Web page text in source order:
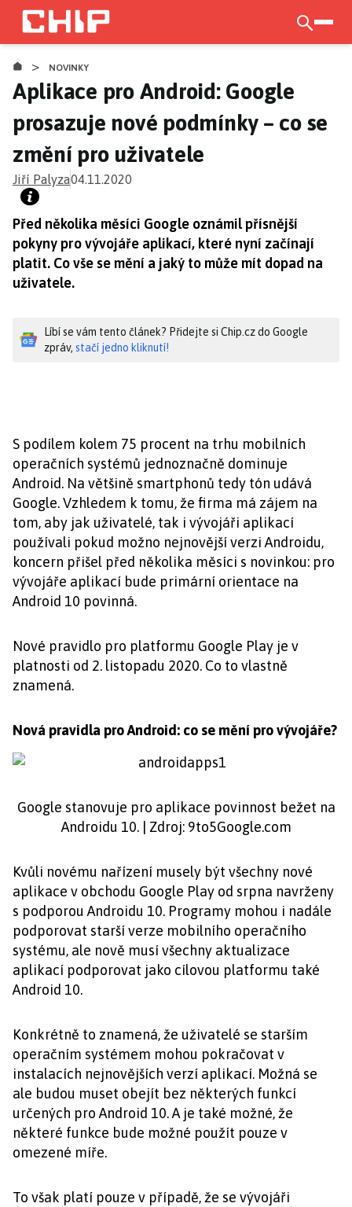
Přejít
hlavnímu
obsahu
> NOVINKY
Aplikace pro Android: Google
prosazuje nové podmínky – co se
změní pro uživatele
Jiří Palyza04.11.2020
Před několika měsíci Google oznámil přísnější
pokyny pro vývojáře aplikací, které nyní začínají
platit. Co vše se mění a jaký to může mít dopad na
uživatele.
Líbí se vám tento článek? Přidejte si Chip.cz do Google
zpráv, stačí jedno kliknutí!
S podílem kolem 75 procent na trhu mobilních
operačních systémů jednoznačně dominuje
Android. Na většině smartphonů tedy tón udává
Google. Vzhledem k tomu, že firma má zájem na
tom, aby jak uživatelé, tak i vývojáři aplikací
používali pokud možno nejnovější verzi Androidu,
koncern přišel před několika měsíci s novinkou: pro
vývojáře aplikací bude primární orientace na
Android 10 povinná.
Nové pravidlo pro platformu Google Play je v
platnosti od 2. listopadu 2020. Co to vlastně
znamená.
Nová pravidla pro Android: co se mění pro vývojáře?
Google stanovuje pro aplikace povinnost bežet na
Androidu 10. | Zdroj: 9to5Google.com
Kvůli novému nařízení musely být všechny nové
aplikace v obchodu Google Play od srpna navrženy
s podporou Androidu 10. Programy mohou i nadále
podporovat starší verze mobilního operačního
systému, ale nově musí všechny aktualizace
aplikací podporovat jako cílovou platformu také
Android 10.
Konkrétně to znamená, že uživatelé se starším
operačním systémem mohou pokračovat v
instalacích nejnovějších verzí aplikací. Možná se
ale budou muset obejít bez některých funkcí
určených pro Android 10. A je také možné, že
některé funkce bude možné použít pouze v
omezené míře.
To však platí pouze v případě, že se vývojáři